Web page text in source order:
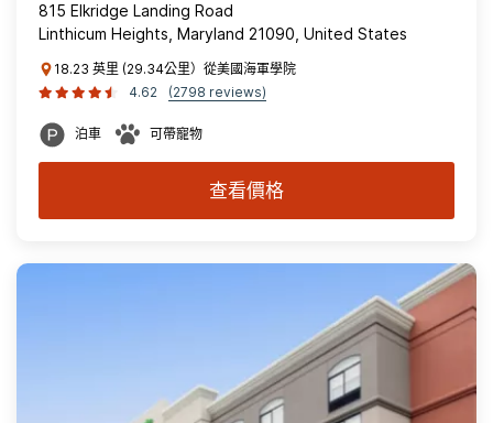
815 Elkridge Landing Road
Linthicum Heights, Maryland 21090, United States
18.23 英里 (29.34公里）從美國海軍學院
4.62
(2798 reviews)
泊車 可帶寵物
查看價格